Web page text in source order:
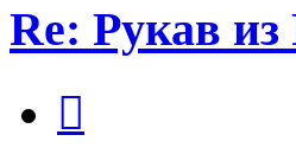
Re: Рукав из